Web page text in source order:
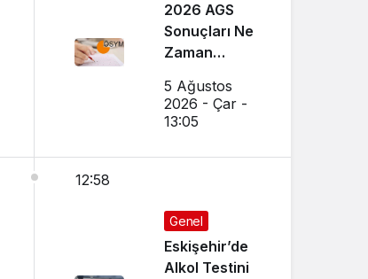
2026 AGS
Sonuçları Ne
Zaman
Sonuçlar
Nereden
5 Ağustos
2026 - Çar -
13:05
12:58
Genel
Eskişehir’de
Alkol Testini